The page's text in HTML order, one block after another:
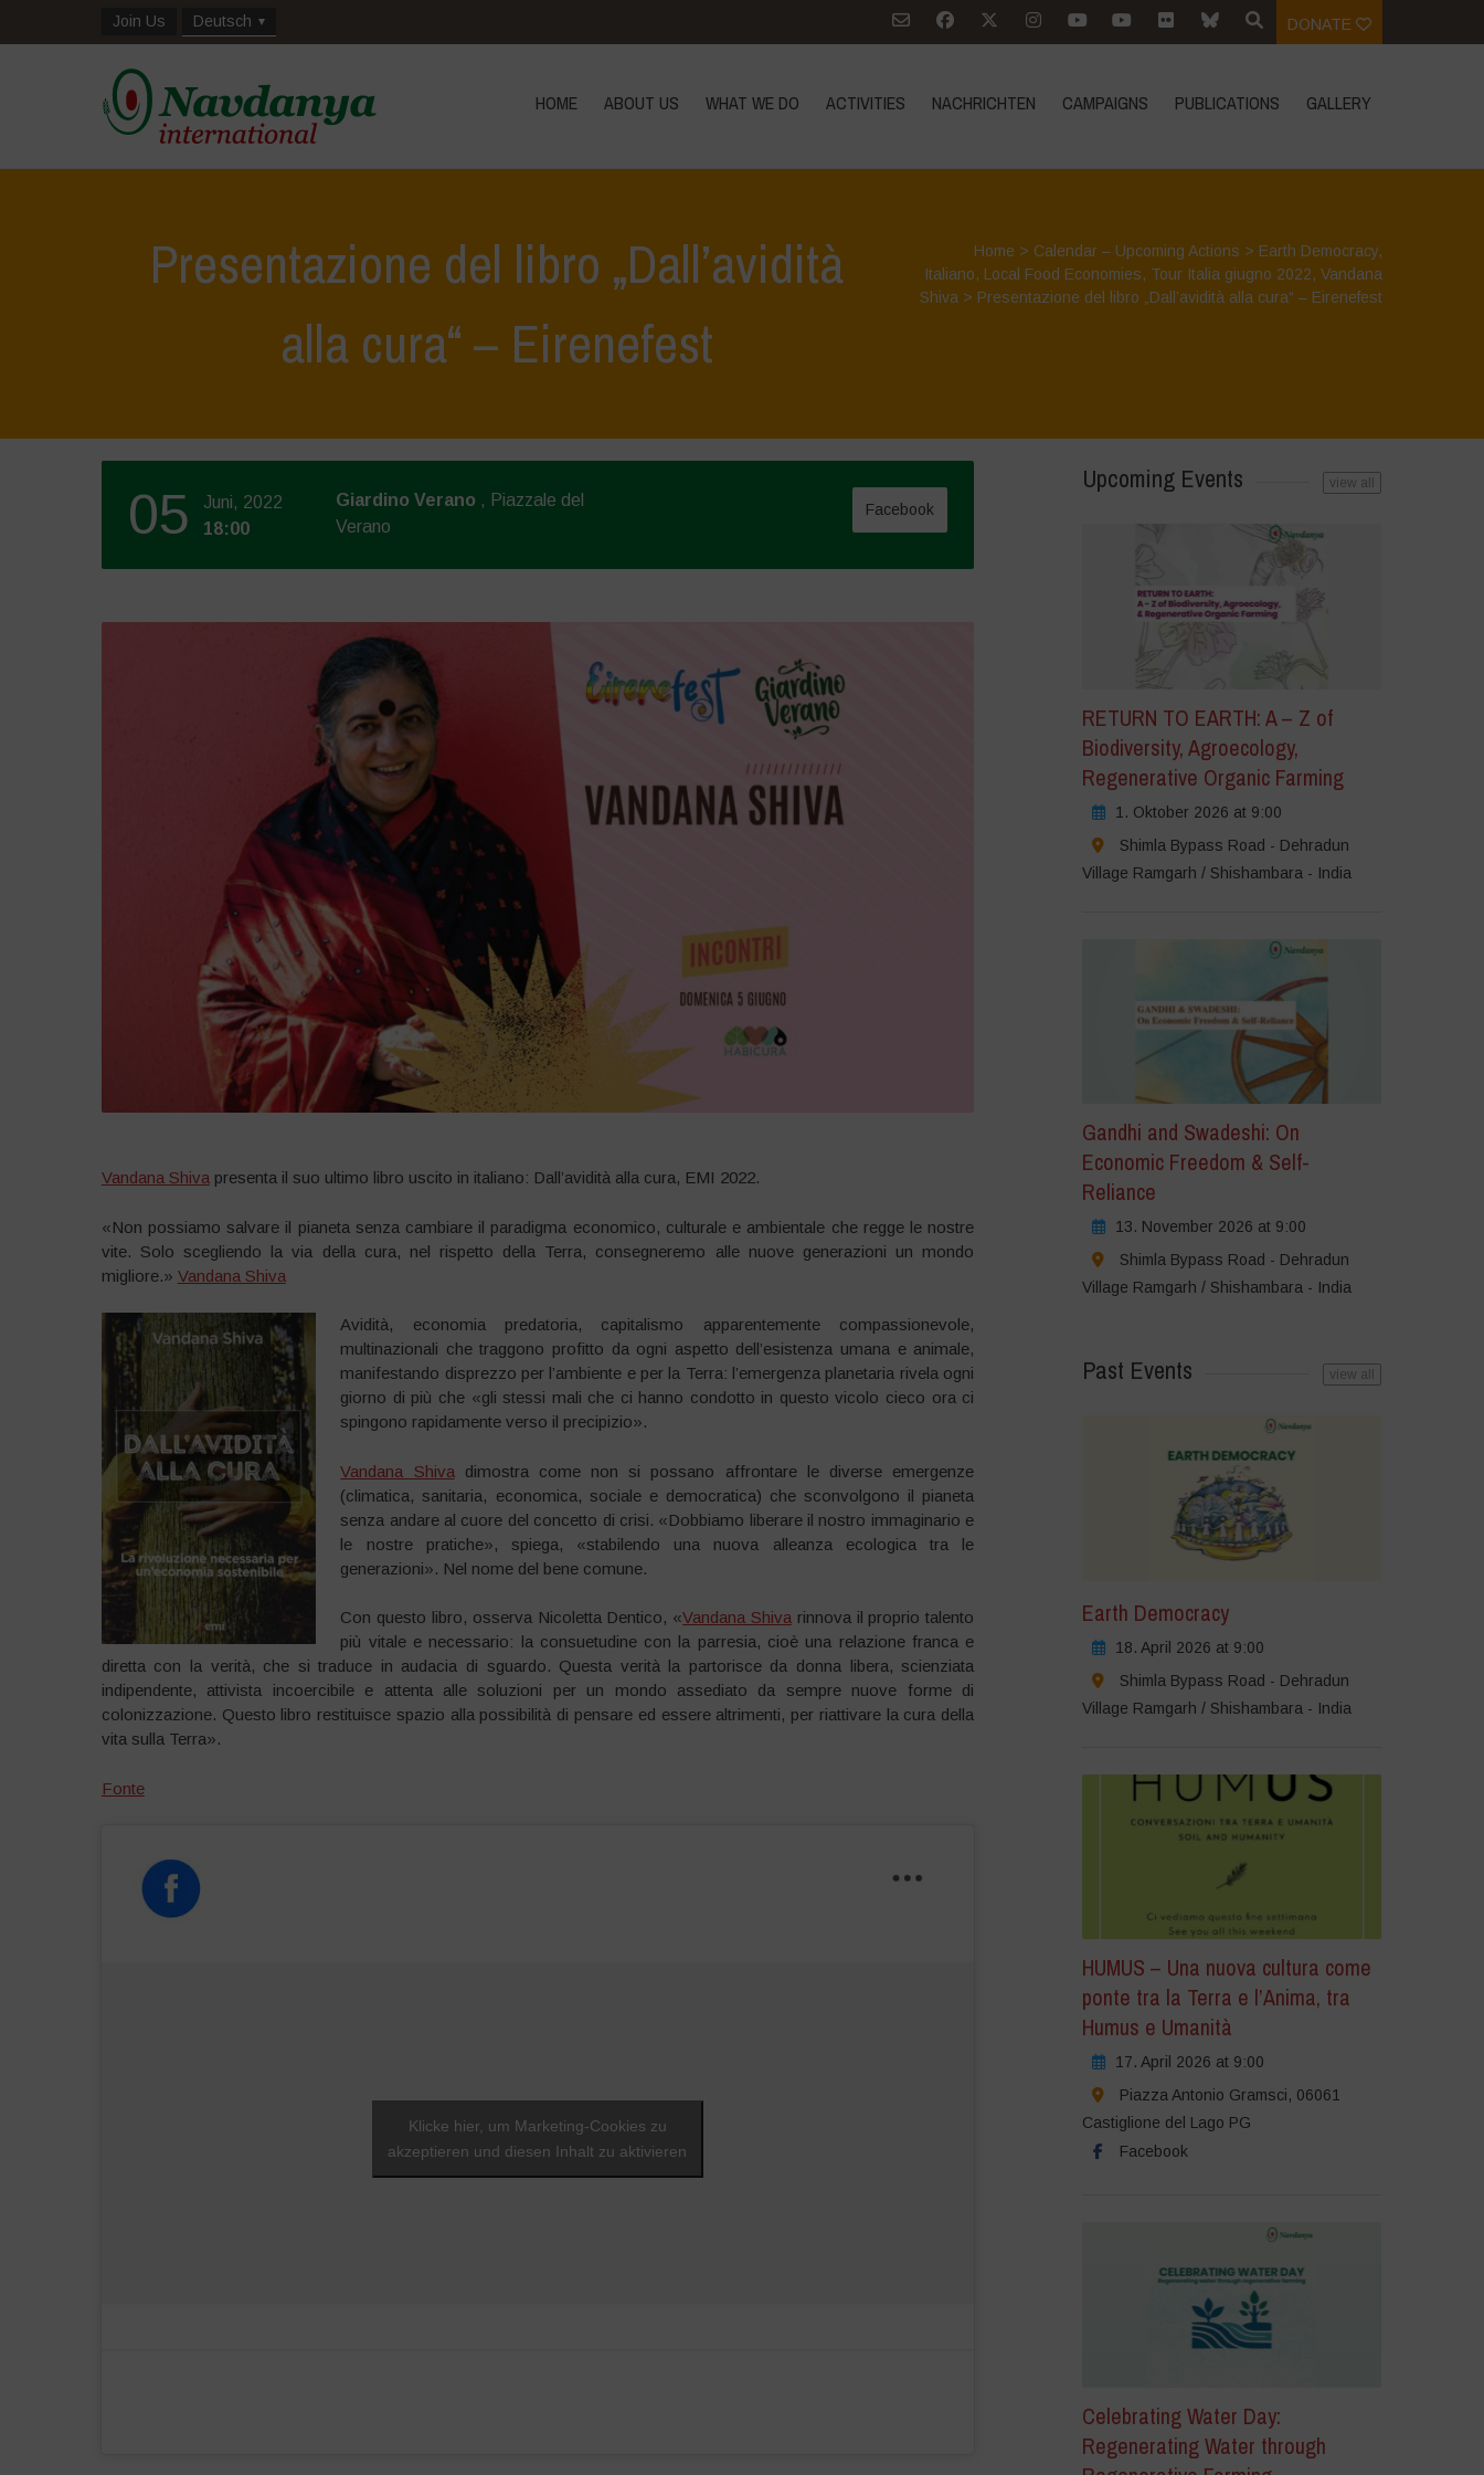
Join Us Deutsch DONATE
HOME ABOUT US WHAT WE DO ACTIVITIES NACHRICHTEN CAMPAIGNS PUBLICATIONS GALLERY
Presentazione del libro „Dall’avidità
alla cura“ – Eirenefest
Home > Calendar – Upcoming Actions > Earth Democracy,
Italiano, Local Food Economies, Tour Italia giugno 2022,Vandana
Shiva > Presentazione del libro „Dall’avidità alla cura“ – Eirenefest
05
Juni, 2022
18:00
Giardino Verano , Piazzale del
Verano
Facebook
Vandana Shiva presenta il suo ultimo libro uscito in italiano: Dall’avidità alla cura, EMI 2022.
«Non possiamo salvare il pianeta senza cambiare il paradigma economico, culturale e ambientale che regge le nostre
vite. Solo scegliendo la via della cura, nel rispetto della Terra, consegneremo alle nuove generazioni un mondo
migliore.» Vandana Shiva
Avidità, economia predatoria, capitalismo apparentemente compassionevole,
multinazionali che traggono profitto da ogni aspetto dell’esistenza umana e animale,
manifestando disprezzo per l’ambiente e per la Terra: l’emergenza planetaria rivela ogni
giorno di più che «gli stessi mali che ci hanno condotto in questo vicolo cieco ora ci
spingono rapidamente verso il precipizio».
Vandana Shiva dimostra come non si possano affrontare le diverse emergenze
(climatica, sanitaria, economica, sociale e democratica) che sconvolgono il pianeta
senza andare al cuore del concetto di crisi. «Dobbiamo liberare il nostro immaginario e
le nostre pratiche», spiega, «stabilendo una nuova alleanza ecologica tra le
generazioni». Nel nome del bene comune.
Con questo libro, osserva Nicoletta Dentico, «Vandana Shiva rinnova il proprio talento
più vitale e necessario: la consuetudine con la parresia, cioè una relazione franca e
diretta con la verità, che si traduce in audacia di sguardo. Questa verità la partorisce da donna libera, scienziata
indipendente, attivista incoercibile e attenta alle soluzioni per un mondo assediato da sempre nuove forme di
colonizzazione. Questo libro restituisce spazio alla possibilità di pensare ed essere altrimenti, per riattivare la cura della
vita sulla Terra».
Fonte
Klicke hier, um Marketing-Cookies zu
akzeptieren und diesen Inhalt zu aktivieren
Upcoming Events view all
RETURN TO EARTH: A – Z of
Biodiversity, Agroecology,
Regenerative Organic Farming
1. Oktober 2026 at 9:00
Shimla Bypass Road - Dehradun
Village Ramgarh / Shishambara - India
Gandhi and Swadeshi: On
Economic Freedom & Self-
Reliance
13. November 2026 at 9:00
Shimla Bypass Road - Dehradun
Village Ramgarh / Shishambara - India
Past Events view all
Earth Democracy
18. April 2026 at 9:00
Shimla Bypass Road - Dehradun
Village Ramgarh / Shishambara - India
HUMUS – Una nuova cultura come
ponte tra la Terra e l’Anima, tra
Humus e Umanità
17. April 2026 at 9:00
Piazza Antonio Gramsci, 06061
Castiglione del Lago PG
Facebook
Celebrating Water Day:
Regenerating Water through